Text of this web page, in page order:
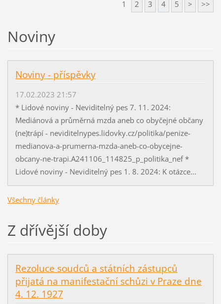
1 2 3 4 5 > >>
Noviny
Noviny - příspěvky
17.02.2023 21:57
* Lidové noviny - Neviditelný pes 7. 11. 2024:
Mediánová a průměrná mzda aneb co obyčejné občany
(ne)trápí - neviditelnypes.lidovky.cz/politika/penize-
medianova-a-prumerna-mzda-aneb-co-obycejne-
obcany-ne-trapi.A241106_114825_p_politika_nef *
Lidové noviny - Neviditelný pes 1. 8. 2024: K otázce...
Všechny články
Z dřívější doby
Rezoluce soudců a státních zástupců
přijatá na manifestační schůzi v Praze dne
4. 12. 1927